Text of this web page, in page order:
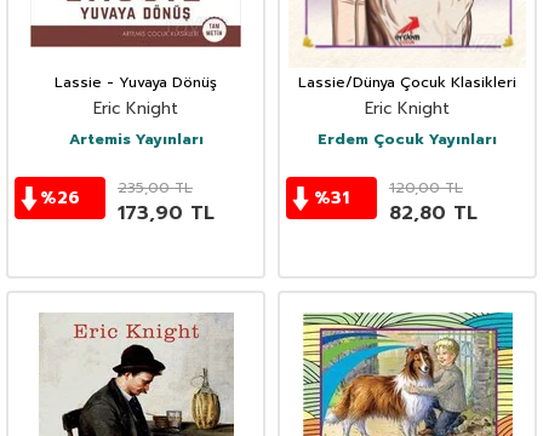
Lassie - Yuvaya Dönüş
Eric Knight
Artemis Yayınları
%26 235,00TL
173,90 TL
Lassie/Dünya Çocuk Klasikleri
Eric Knight
Erdem Çocuk Yayınları
%31 120,00TL
82,80 TL